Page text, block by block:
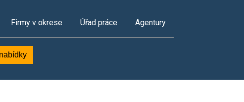
Firmy v okrese Úřad práce Agentury